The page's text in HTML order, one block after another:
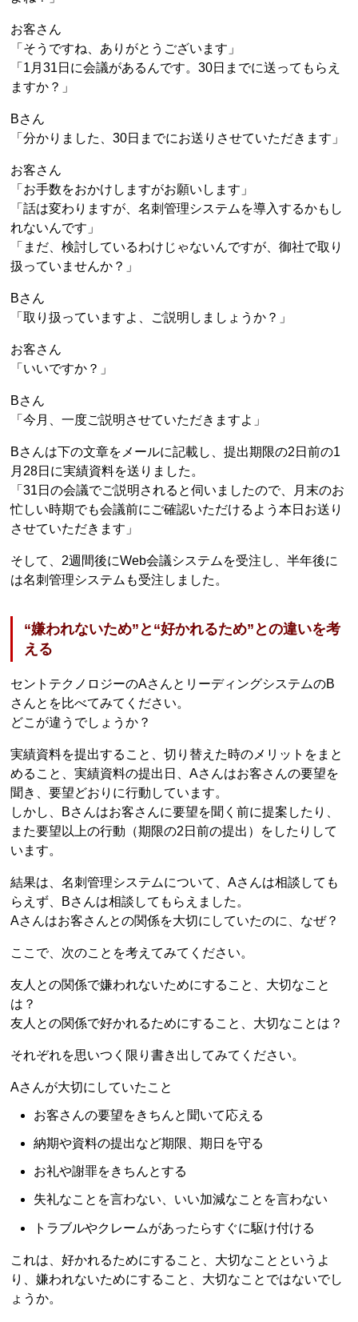
お客さん
「そうですね、ありがとうございます」
「1月31日に会議があるんです。30日までに送ってもらえ
ますか？」
Bさん
「分かりました、30日までにお送りさせていただきます」
お客さん
「お手数をおかけしますがお願いします」
「話は変わりますが、名刺管理システムを導入するかもし
れないんです」
「まだ、検討しているわけじゃないんですが、御社で取り
扱っていませんか？」
Bさん
「取り扱っていますよ、ご説明しましょうか？」
お客さん
「いいですか？」
Bさん
「今月、一度ご説明させていただきますよ」
Bさんは下の文章をメールに記載し、提出期限の2日前の1
月28日に実績資料を送りました。
「31日の会議でご説明されると伺いましたので、月末のお
忙しい時期でも会議前にご確認いただけるよう本日お送り
させていただきます」
そして、2週間後にWeb会議システムを受注し、半年後に
は名刺管理システムも受注しました。
“嫌われないため”と“好かれるため”との違いを考
える
セントテクノロジーのAさんとリーディングシステムのB
さんとを比べてみてください。
どこが違うでしょうか？
実績資料を提出すること、切り替えた時のメリットをまと
めること、実績資料の提出日、Aさんはお客さんの要望を
聞き、要望どおりに行動しています。
しかし、Bさんはお客さんに要望を聞く前に提案したり、
また要望以上の行動（期限の2日前の提出）をしたりして
います。
結果は、名刺管理システムについて、Aさんは相談しても
らえず、Bさんは相談してもらえました。
Aさんはお客さんとの関係を大切にしていたのに、なぜ？
ここで、次のことを考えてみてください。
友人との関係で嫌われないためにすること、大切なこと
は？
友人との関係で好かれるためにすること、大切なことは？
それぞれを思いつく限り書き出してみてください。
Aさんが大切にしていたこと
お客さんの要望をきちんと聞いて応える
納期や資料の提出など期限、期日を守る
お礼や謝罪をきちんとする
失礼なことを言わない、いい加減なことを言わない
トラブルやクレームがあったらすぐに駆け付ける
これは、好かれるためにすること、大切なことというよ
り、嫌われないためにすること、大切なことではないでし
ょうか。